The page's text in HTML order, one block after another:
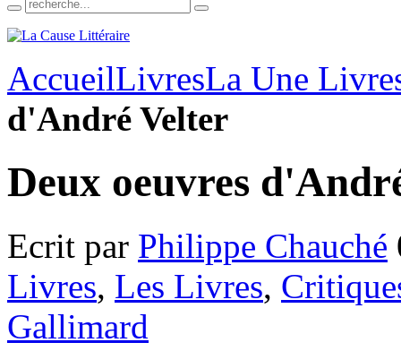
AccueilLivresLa Une
d'André Velter
Deux oeuvres
Ecrit par Philippe Chauché
Livres, Les Livres,
Gallimard